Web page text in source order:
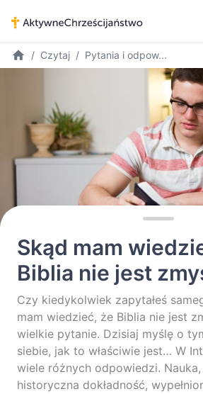
Czytaj Pytania i odpow...
Skąd mam
Biblia nie jest
Czy kiedykolwiek zapytałeś
mam wiedzieć, że Biblia nie jest
wielkie pytanie. Dzisiaj myślę o
siebie, jak to właściwie jest… W
wiele różnych odpowiedzi.
historyczna dokładność,